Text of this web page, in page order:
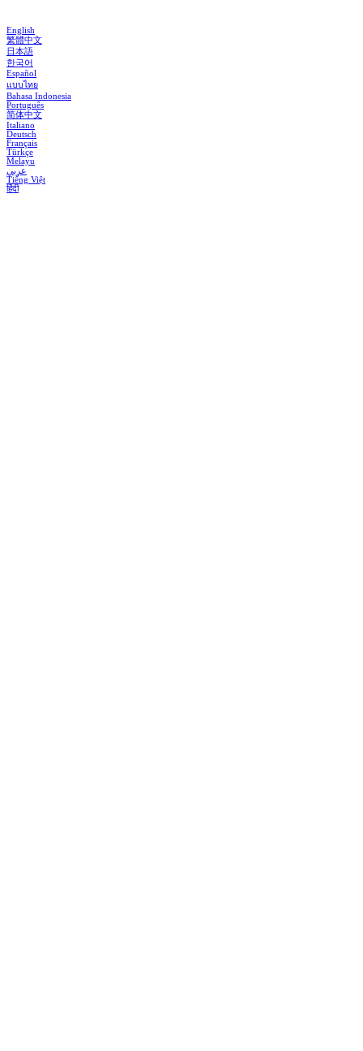
English
繁體中文
日本語
한국어
Español
แบบไทย
Bahasa Indonesia
Português
简体中文
Italiano
Deutsch
Français
Türkçe
Melayu
عربي
Tiếng Việt
हिंदी